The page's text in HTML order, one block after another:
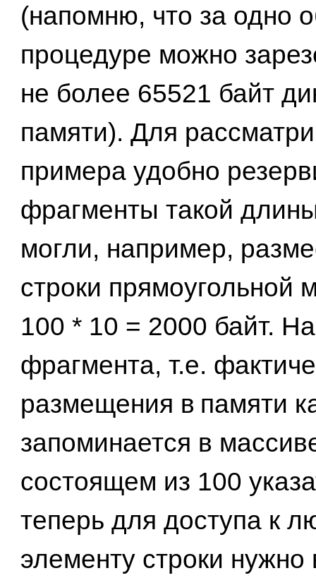
(напомню, что за одно
процедуре можно
не более 65521 байт
памяти). Для
примера удобно
фрагменты такой дли
могли, например,
строки прямоугольной
100 * 10 = 2000 байт.
фрагмента, т.е.
размещения в памяти
запоминается в
состоящем из 100
теперь для доступа к
элементу строки нужно